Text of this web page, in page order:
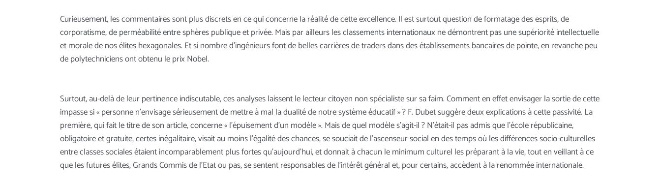
Curieusement, les commentaires sont plus discrets en ce qui concerne la réalité de cette excellence. Il est surtout question de formatage des esprits, de
corporatisme, de perméabilité entre sphères publique et privée. Mais par ailleurs les classements internationaux ne démontrent pas une supériorité intellectuelle
et morale de nos élites hexagonales. Et si nombre d’ingénieurs font de belles carrières de traders dans des établissements bancaires de pointe, en revanche peu
de polytechniciens ont obtenu le prix Nobel.
Surtout, au-delà de leur pertinence indiscutable, ces analyses laissent le lecteur citoyen non spécialiste sur sa faim. Comment en effet envisager la sortie de cette
impasse si « personne n’envisage sérieusement de mettre à mal la dualité de notre système éducatif » ? F. Dubet suggère deux explications à cette passivité. La
première, qui fait le titre de son article, concerne « l’épuisement d’un modèle ». Mais de quel modèle s’agit-il ? N’était-il pas admis que l’école républicaine,
obligatoire et gratuite, certes inégalitaire, visait au moins l’égalité des chances, se souciait de l’ascenseur social en des temps où les différences socio-culturelles
entre classes sociales étaient incomparablement plus fortes qu’aujourd’hui, et donnait à chacun le minimum culturel les préparant à la vie, tout en veillant à ce
que les futures élites, Grands Commis de l’Etat ou pas, se sentent responsables de l’intérêt général et, pour certains, accèdent à la renommée internationale.